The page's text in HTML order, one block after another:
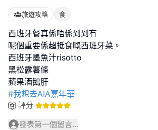
旅遊攻略 食
西班牙餐真係唔係到到有
呢個重要係超抵食嘅西班牙菜。
西班牙墨魚汁risotto
黑松露薯條
#我想去AIA嘉年華
評分
發表第一個留言...